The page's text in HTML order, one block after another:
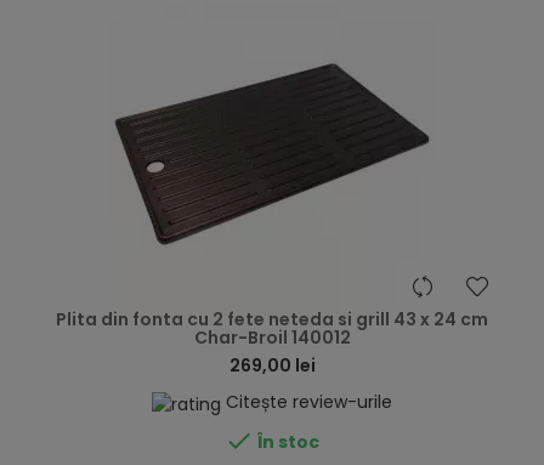
Plita din fonta cu 2 fete neteda si grill 43 x 24 cm
Char-Broil 140012
269,00 lei
Citește review-urile
 În stoc